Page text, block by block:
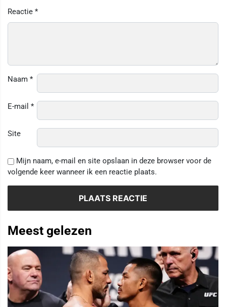
Reactie *
Naam *
E-mail *
Site
Mijn naam, e-mail en site opslaan in deze browser voor de
volgende keer wanneer ik een reactie plaats.
Meest gelezen